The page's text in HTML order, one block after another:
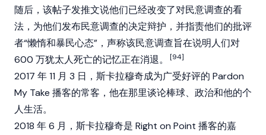
随后，该帖子发推文说他们已经改变了对民意调查的看
法，为他们发布民意调查的决定辩护，并指责他们的批评
者“懒惰和暴民心态”，声称该民意调查旨在说明人们对
600 万犹太人死亡的记忆正在消退。
[94]
2017 年 11 月 3 日，斯卡拉穆奇成为广受好评的 Pardon
My Take 播客的常客，他在那里谈论棒球、政治和他的个
人生活。
2018 年 6 月，斯卡拉穆奇是 Right on Point 播客的嘉